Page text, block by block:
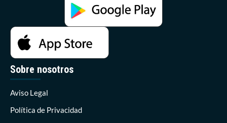
Sobre nosotros
Aviso Legal
Política de Privacidad